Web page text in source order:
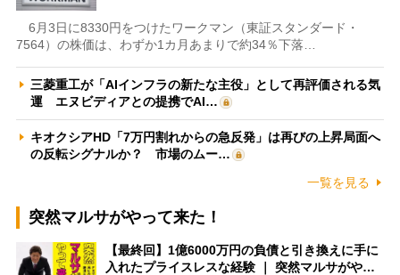
6月3日に8330円をつけたワークマン（東証スタンダード・
7564）の株価は、わずか1カ月あまりで約34％下落…
三菱重工が「AIインフラの新たな主役」として再評価される気
運 エヌビディアとの提携でAI…
キオクシアHD「7万円割れからの急反発」は再びの上昇局面へ
の反転シグナルか？ 市場のムー…
一覧を見る
突然マルサがやって来た！
【最終回】1億6000万円の負債と引き換えに手に
入れたプライスレスな経験 ｜ 突然マルサがや…